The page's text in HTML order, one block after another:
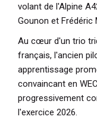
volant de l'Alpine
Gounon et Frédéric
Au cœur d'un trio
français, l'ancien
apprentissage
convaincant en
progressivement
l'exercice 2026.